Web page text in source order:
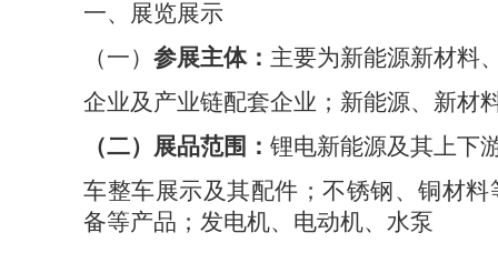
一、展览展示
（一） 参展主体： 主要为新能源新材料
企业及产业链配套企业；新能源、新材
（二）展品范围： 锂电新能源及其上下
车整车展示及其配件；不锈钢、铜材
备等产品；发电机、电动机、水泵